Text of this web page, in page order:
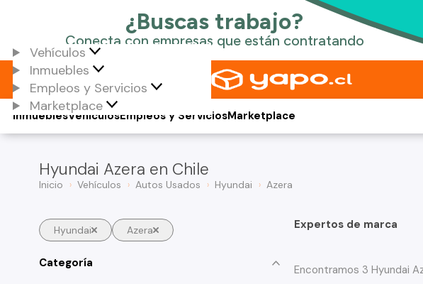
Vehículos
Inmuebles
Empleos y Servicios
Marketplace
Vehículos
Inmuebles Empleos y ServiciosMarketplace
Hyundai Azera en Chile
Inicio Vehículos Autos Usados Hyundai Azera
Hyundai Azera
Categoría
Expertos de marca
Encontramos 3 Hyundai